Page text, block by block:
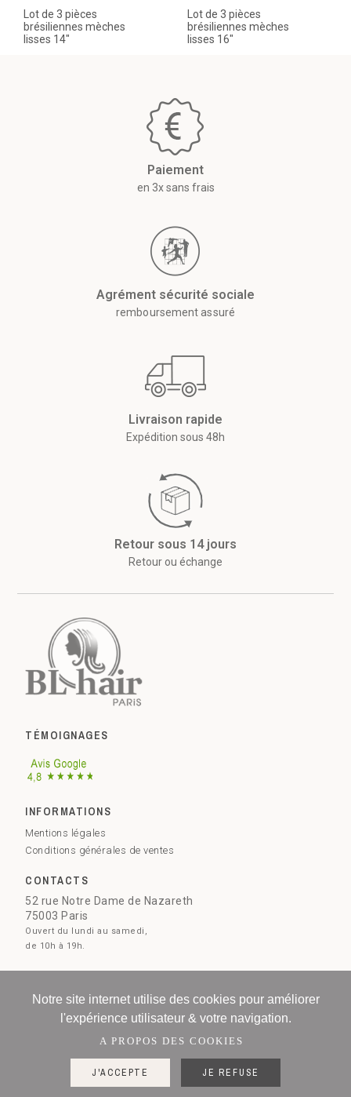
Lot de 3 pièces
brésiliennes mèches
lisses 14"
Lot de 3 pièces
brésiliennes mèches
lisses 16"
Paiement
en 3x sans frais
Agrément sécurité sociale
remboursement assuré
Livraison rapide
Expédition sous 48h
Retour sous 14 jours
Retour ou échange
TÉMOIGNAGES
INFORMATIONS
Mentions légales
Conditions générales de ventes
CONTACTS
52 rue Notre Dame de Nazareth
75003 Paris
Ouvert du lundi au samedi,
de 10h à 19h.
Contactez-nous
© 2016-2026 BL Paris
Notre site internet utilise des cookies pour améliorer
l'expérience utilisateur & votre navigation.
A PROPOS DES COOKIES
J'ACCEPTE JE REFUSE